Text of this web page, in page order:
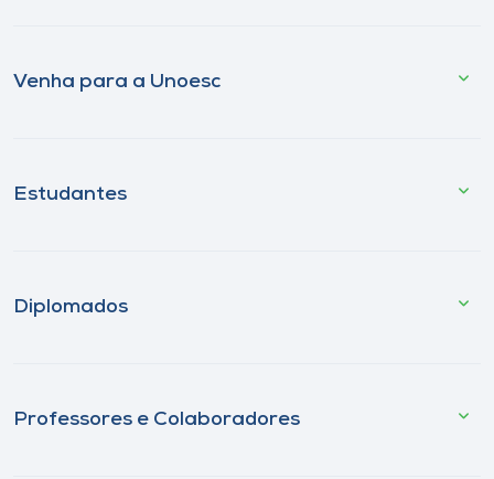
Venha para a Unoesc
Estudantes
Diplomados
Professores e Colaboradores